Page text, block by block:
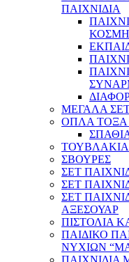
ΠΑΙΧΝΙΔΙΑ
ΜΕΓΑΛΑ
ΟΠΛΑ ΤΟΞΑ
ΤΟΥΒΛΑΚΙΑ
ΣΒΟΥΡΕΣ
ΣΕΤ
ΣΕΤ
ΣΕΤ
ΑΞΕΣΟΥΑΡ
ΠΙΣΤΟΛΙΑ
ΠΑΙΔΙΚΟ
ΝΥΧΙΩΝ